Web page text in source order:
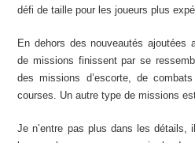
défi de taille pour les joueurs plus
En dehors des nouveautés
de missions finissent par se
des missions d’escorte, de
courses. Un autre type de missions
Je n’entre pas plus dans les détails,